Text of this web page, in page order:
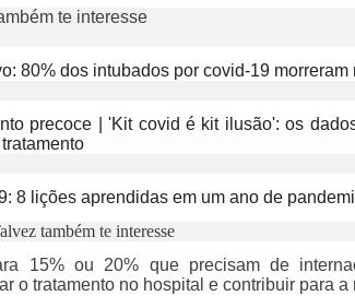
te interesse
80% dos intubados por covid-19
precoce | 'Kit covid é kit ilusão': os
8 lições aprendidas em um ano de
também te interesse
15% ou 20% que precisam de
o tratamento no hospital e contribuir para a